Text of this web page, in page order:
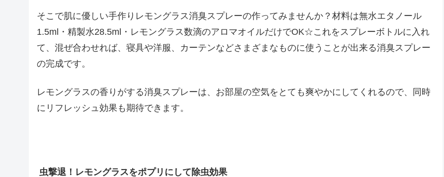
そこで肌に優しい手作りレモングラス消臭スプレーの作ってみませんか？材料は無水エタノール
1.5ml・精製水28.5ml・レモングラス数滴のアロマオイルだけでOK☆これをスプレーボトルに入れ
て、混ぜ合わせれば、寝具や洋服、カーテンなどさまざまなものに使うことが出来る消臭スプレー
の完成です。
レモングラスの香りがする消臭スプレーは、お部屋の空気をとても爽やかにしてくれるので、同時
にリフレッシュ効果も期待できます。
虫撃退！レモングラスをポプリにして除虫効果